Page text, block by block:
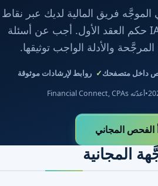
الموجَّه فريق المالية لديك عبر نقاط
القرار الرئيسية لـ IAS 37 حكم العقد الأول. أجب عن أسئلة
المرجَّحة والأدلة الواجب توثيقها.
داخل متصفحك روابط لإرشادات موثوقة
•أعدّته Financial Connect, CPAs
الفحص المجاني
المجانية